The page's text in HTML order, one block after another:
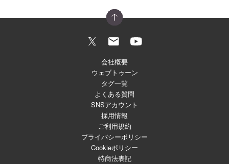
会社概要
ウェブトゥーン
タグ一覧
よくある質問
SNSアカウント
採用情報
ご利用規約
プライバシーポリシー
Cookieポリシー
特商法表記